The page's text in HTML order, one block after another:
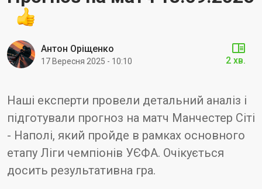
Наші експерти провели детальний аналіз і
підготували прогноз на матч Манчестер Сіті
- Наполі, який пройде в рамках основного
етапу Ліги чемпіонів УЄФА. Очікується
досить результативна гра.
Антон Оріщенко
17 Вересня 2025 - 10:10 2 хв.